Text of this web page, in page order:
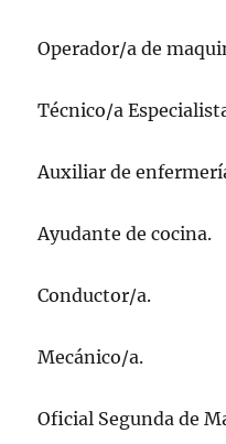
Operador/a de
Técnico/a
Auxiliar de
Ayudante de cocina.
Conductor/a.
Mecánico/a.
Oficial Segunda de